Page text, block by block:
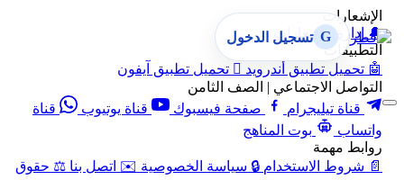
الإشعارات
🔔 إدارة الإشعارات
التطبيقات
🤖 تحميل تطبيق أندرويد  تحميل تطبيق آيفون
التواصل الاجتماعي | الصف الثامن
قناة تيليجرام
صفحة فيسبوك قناة يوتيوب
قناة
واتساب
بوت المناهج
روابط مهمة
📄 شروط الاستخدام 🔒 سياسة الخصوصية ✉️ اتصل بنا ⚖️ حقوق
G تسجيل الدخول